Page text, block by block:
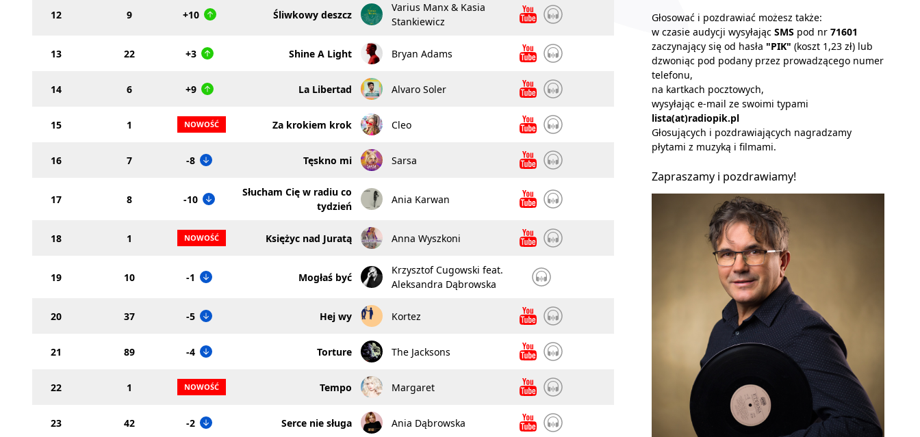
12 9 +10 Śliwkowy deszcz
Varius Manx & Kasia
Stankiewicz
13 22 +3 Shine A Light Bryan Adams
14 6 +9 La Libertad Alvaro Soler
15 1 Za krokiem krok Cleo
16 7 -8 Tęskno mi Sarsa
17 8 -10
Słucham Cię w radiu co
tydzień
Ania Karwan
18 1 Księżyc nad Juratą Anna Wyszkoni
19 10 -1 Mogłaś być
Krzysztof Cugowski feat.
Aleksandra Dąbrowska
20 37 -5 Hej wy Kortez
21 89 -4 Torture The Jacksons
22 1 Tempo Margaret
23 42 -2 Serce nie sługa Ania Dąbrowska
Głosować i pozdrawiać możesz także:
w czasie audycji wysyłając SMS pod nr 71601
zaczynający się od hasła "PIK" (koszt 1,23 zł) lub
dzwoniąc pod podany przez prowadzącego numer
telefonu,
na kartkach pocztowych,
wysyłając e-mail ze swoimi typami
lista(at)radiopik.pl
Głosujących i pozdrawiających nagradzamy
płytami z muzyką i filmami.
Zapraszamy i pozdrawiamy!